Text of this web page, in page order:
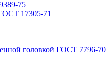
75
17305-71
головкой ГОСТ 7796-70